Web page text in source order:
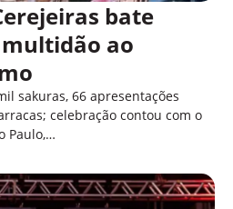
bate
ao
sakuras, 66 apresentações
celebração contou com o
Paulo,…